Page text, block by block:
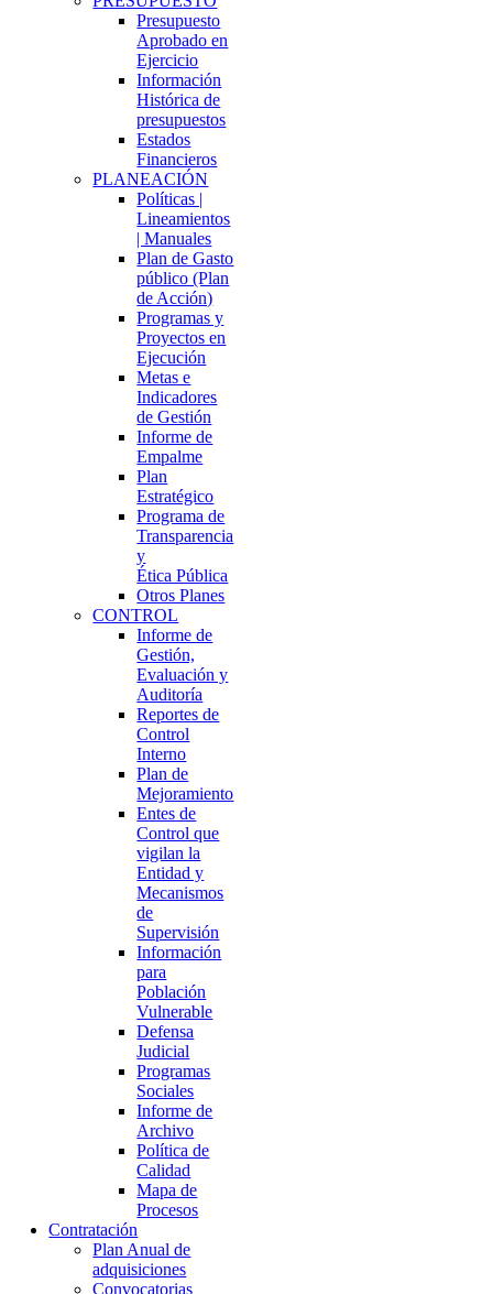
Presupuesto
Aprobado en
Ejercicio
Información
Histórica de
presupuestos
Estados
Financieros
PLANEACIÓN
Políticas |
Lineamientos
| Manuales
Plan de Gasto
público (Plan
de Acción)
Programas y
Proyectos en
Ejecución
Metas e
Indicadores
de Gestión
Informe de
Empalme
Plan
Estratégico
Programa de
Transparencia
y
Ética Pública
Otros Planes
CONTROL
Informe de
Gestión,
Evaluación y
Auditoría
Reportes de
Control
Interno
Plan de
Mejoramiento
Entes de
Control que
vigilan la
Entidad y
Mecanismos
de
Supervisión
Información
para
Población
Vulnerable
Defensa
Judicial
Programas
Sociales
Informe de
Archivo
Política de
Calidad
Mapa de
Procesos
Contratación
Plan Anual de
adquisiciones
Convocatorias